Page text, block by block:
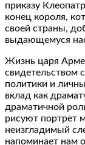
приказу
конец короля,
своей страны,
выдающемуся
Жизнь царя
свидетельством
политики и
вклад как
драматичной
рисуют портрет
неизгладимый
напоминает нам